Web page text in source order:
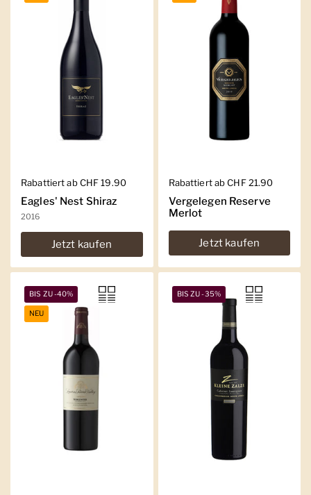
Regulärer Preis
Rabattiert ab CHF 19.90
Eagles' Nest Shiraz
2016
Jetzt kaufen
Regulärer Preis
Rabattiert ab CHF 21.90
Vergelegen Reserve
Merlot
Jetzt kaufen
BIS ZU -40%
NEU
BIS ZU -35%